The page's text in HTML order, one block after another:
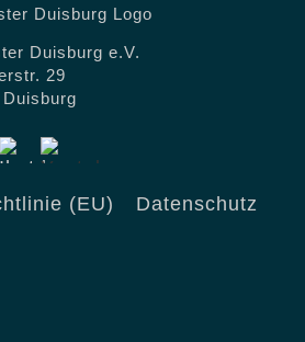
Duisburg e.V.
29
(EU) Datenschutz